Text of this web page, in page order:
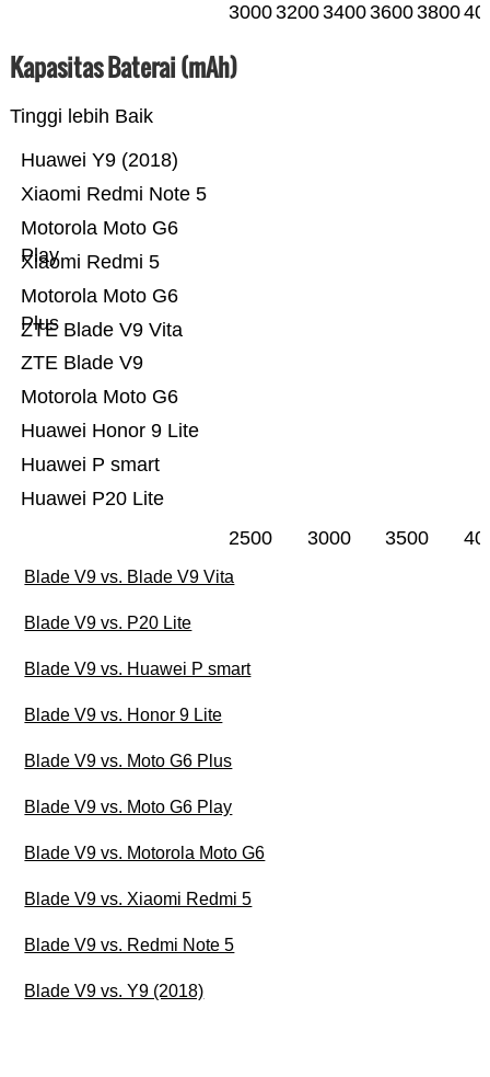
30003200340036003800
Kapasitas Baterai (mAh)
Tinggi lebih Baik
Huawei P20 Lite
Huawei P smart
Huawei Honor 9 Lite
Motorola Moto G6
ZTE Blade V9
ZTE Blade V9 Vita
Motorola Moto G6
Plus
Xiaomi Redmi 5
Motorola Moto G6
Play
Xiaomi Redmi Note 5
Huawei Y9 (2018)
2500 3000 3500
Blade V9 vs. Blade V9 Vita
Blade V9 vs. P20 Lite
Blade V9 vs. Huawei P smart
Blade V9 vs. Honor 9 Lite
Blade V9 vs. Moto G6 Plus
Blade V9 vs. Moto G6 Play
Blade V9 vs. Motorola Moto G6
Blade V9 vs. Xiaomi Redmi 5
Blade V9 vs. Redmi Note 5
Blade V9 vs. Y9 (2018)